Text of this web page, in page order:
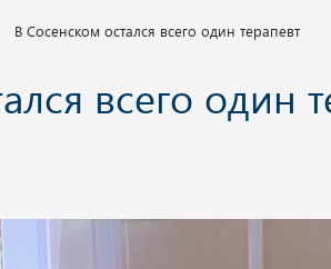
В Сосенском остался всего один терапевт
всего один